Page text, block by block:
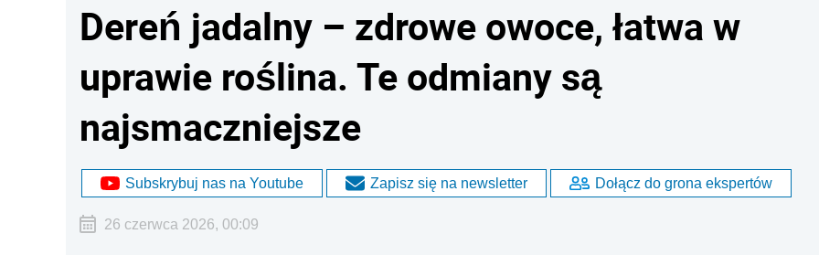
Dereń jadalny – zdrowe owoce, łatwa w
uprawie roślina. Te odmiany są
najsmaczniejsze
Subskrybuj nas na Youtube Zapisz się na newsletter Dołącz do grona ekspertów
26 czerwca 2026, 00:09